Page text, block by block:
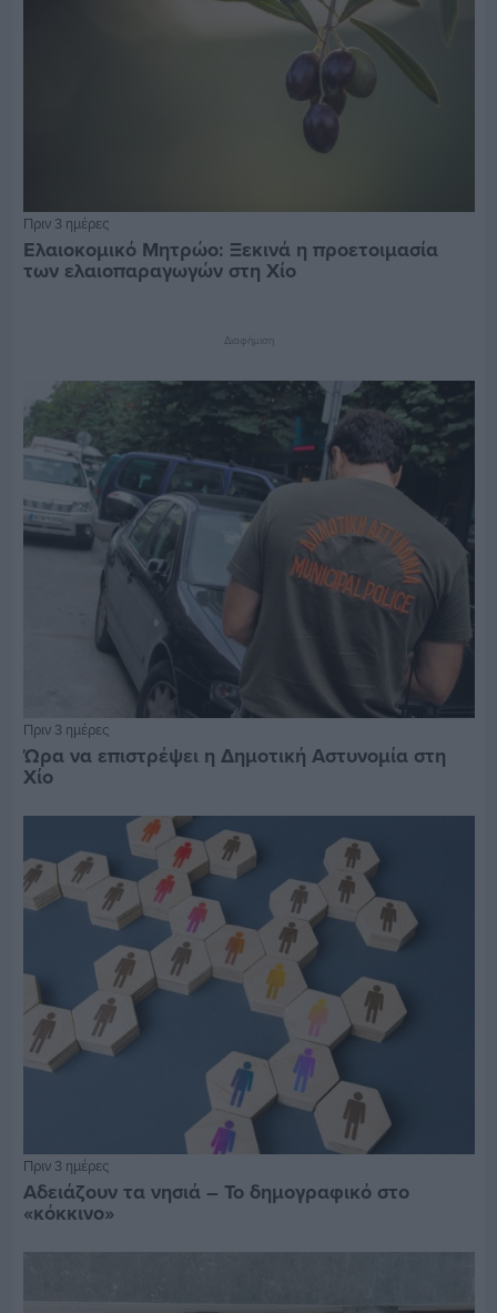
Πριν 3 ημέρες
Ελαιοκομικό Μητρώο: Ξεκινά η προετοιμασία
των ελαιοπαραγωγών στη Χίο
Διαφήμιση
Πριν 3 ημέρες
Ώρα να επιστρέψει η Δημοτική Αστυνομία στη
Χίο
Πριν 3 ημέρες
Αδειάζουν τα νησιά – Το δημογραφικό στο
«κόκκινο»